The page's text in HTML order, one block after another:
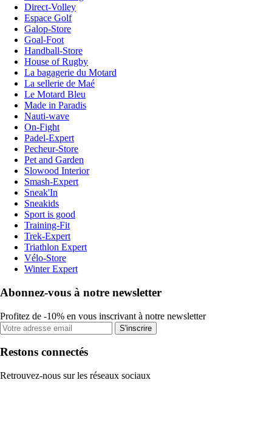
Direct-Volley
Espace Golf
Galop-Store
Goal-Foot
Handball-Store
House of Rugby
La bagagerie du Motard
La sellerie de Maé
Le Motard Bleu
Made in Paradis
Nauti-wave
On-Fight
Padel-Expert
Pecheur-Store
Pet and Garden
Slowood Interior
Smash-Expert
Sneak'In
Sneakids
Sport is good
Training-Fit
Trek-Expert
Triathlon Expert
Vélo-Store
Winter Expert
Abonnez-vous à notre newsletter
Profitez de -10% en vous inscrivant à notre newsletter
S'inscrire
Restons connectés
Retrouvez-nous sur les réseaux sociaux